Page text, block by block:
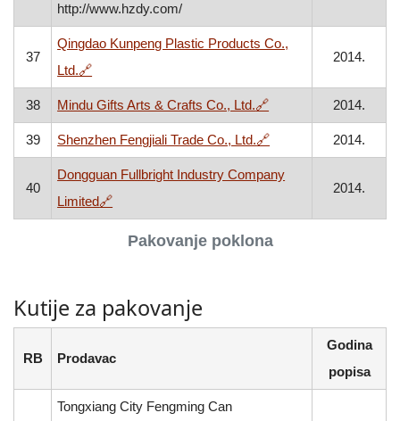
Pakovanje poklona
http://www.hzdy.com/
37
Qingdao Kunpeng Plastic Products Co.,
Ltd.🔗, otvara se u novom prozoru
2014.
38 Mindu Gifts Arts & Crafts Co., Ltd.🔗, otvara se u novom
2014.
39 Shenzhen Fengjiali Trade Co., Ltd.🔗, otvara se u novom
2014.
40
Dongguan Fullbright Industry Company
Limited🔗, otvara se u novom prozoru
2014.
Kutije za pakovanje
RB Prodavac
Godina
popisa
Tongxiang City Fengming Can